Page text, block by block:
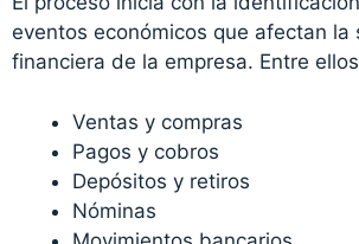
eventos económicos que afectan la
financiera de la empresa. Entre
Ventas y compras
Pagos y cobros
Depósitos y retiros
Nóminas